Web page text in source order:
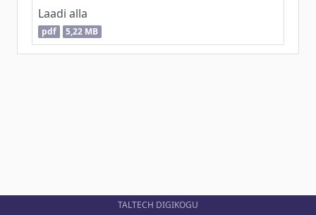
Laadi alla
pdf 5,22 MB
TALTECH DIGIKOGU